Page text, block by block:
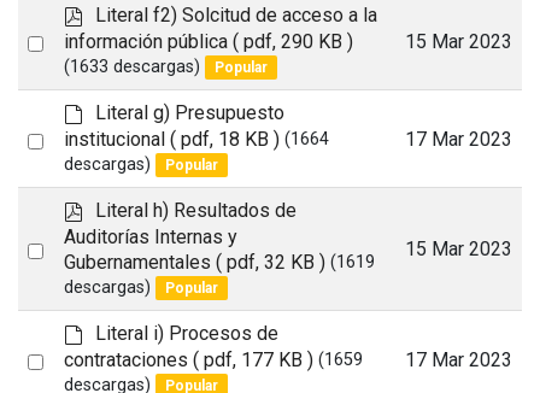
Select
p
d
f
Literal f2) Solcitud de acceso a la
información pública ( pdf, 290 KB )
(1633 descargas) Popular
15 Mar 2023
Select
d
e
f
a
l
t
Literal g) Presupuesto
institucional ( pdf, 18 KB ) (1664
descargas)
Popular
17 Mar 2023
Select
item
p
d
f
Literal h) Resultados de
Auditorías Internas y
Gubernamentales ( pdf, 32 KB ) (1619
descargas)
Popular
15 Mar 2023
Select
d
e
f
Literal i) Procesos de
contrataciones ( pdf, 177 KB ) (1659
descargas)
Popular
17 Mar 2023